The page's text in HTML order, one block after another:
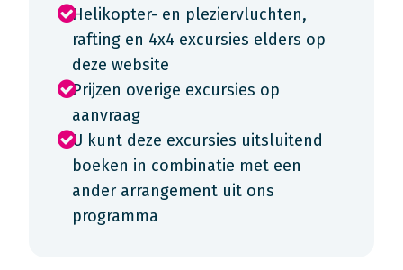
Helikopter- en pleziervluchten,
rafting en 4x4 excursies elders op
deze website
Prijzen overige excursies op
aanvraag
U kunt deze excursies uitsluitend
boeken in combinatie met een
ander arrangement uit ons
programma